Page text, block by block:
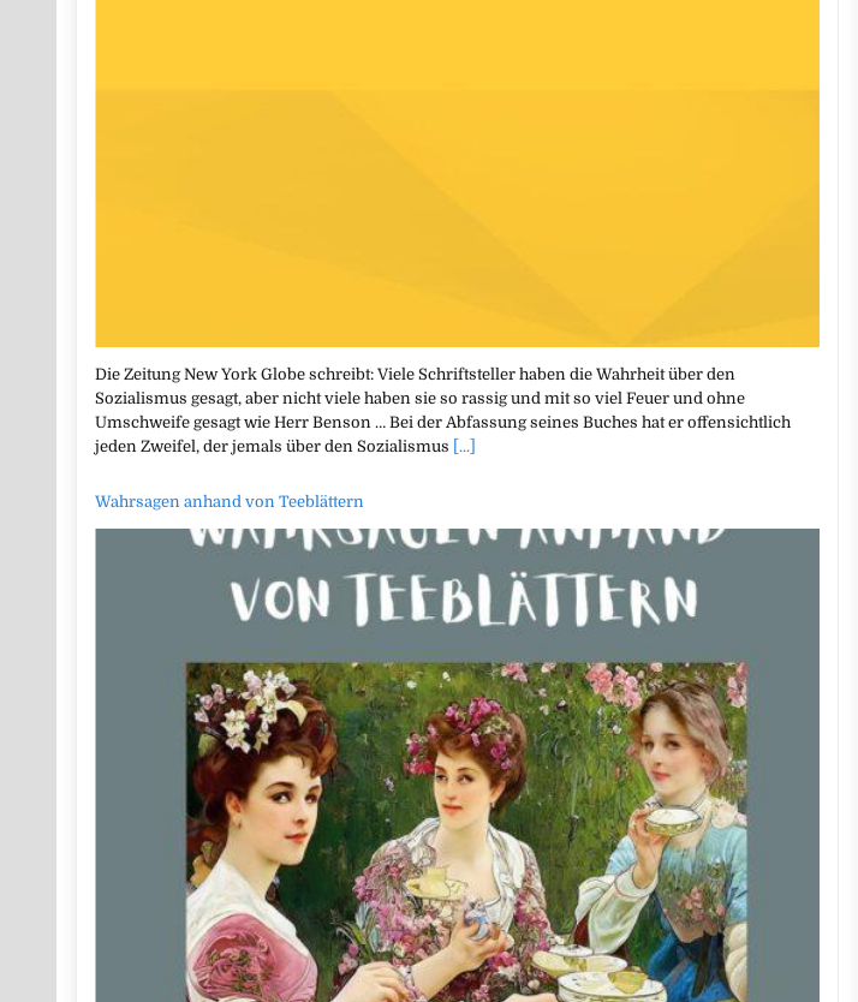
Die Zeitung New York Globe schreibt: Viele Schriftsteller haben die Wahrheit über den
Sozialismus gesagt, aber nicht viele haben sie so rassig und mit so viel Feuer und ohne
Umschweife gesagt wie Herr Benson … Bei der Abfassung seines Buches hat er offensichtlich
jeden Zweifel, der jemals über den Sozialismus [...]
Wahrsagen anhand von Teeblättern